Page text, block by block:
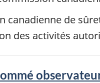
canadienne de
des activités